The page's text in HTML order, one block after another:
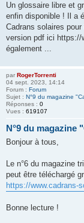
Un glossaire libre et
enfin disponible ! Il a
Cadrans solaires
version pdf ici https://
également ...
par RogerTorrenti
04 sept. 2023, 14:14
Forum : Forum
Sujet : N°9 du magazine
Réponses : 0
Vues : 619107
N°9 du magazine
Bonjour à tous,
Le n°6 du magazine
peut être téléchargé
https://www.cadrans-
Bonne lecture !